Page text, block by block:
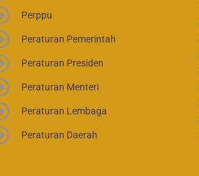
Perppu
Peraturan Pemerintah
Peraturan Presiden
Peraturan Menteri
Peraturan Lembaga
Peraturan Daerah